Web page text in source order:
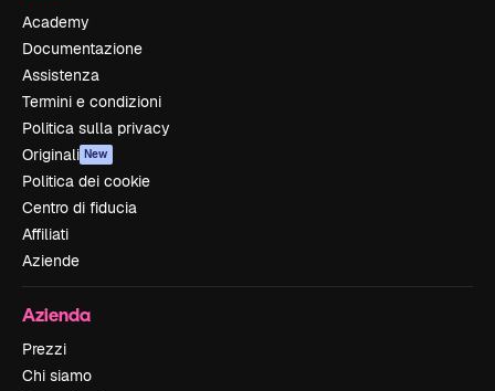
Academy
Documentazione
Assistenza
Termini e condizioni
Politica sulla privacy
Originali New
Politica dei cookie
Centro di fiducia
Affiliati
Aziende
Azienda
Prezzi
Chi siamo